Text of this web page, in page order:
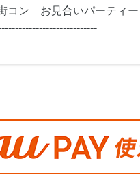
コン お見合いパーティー